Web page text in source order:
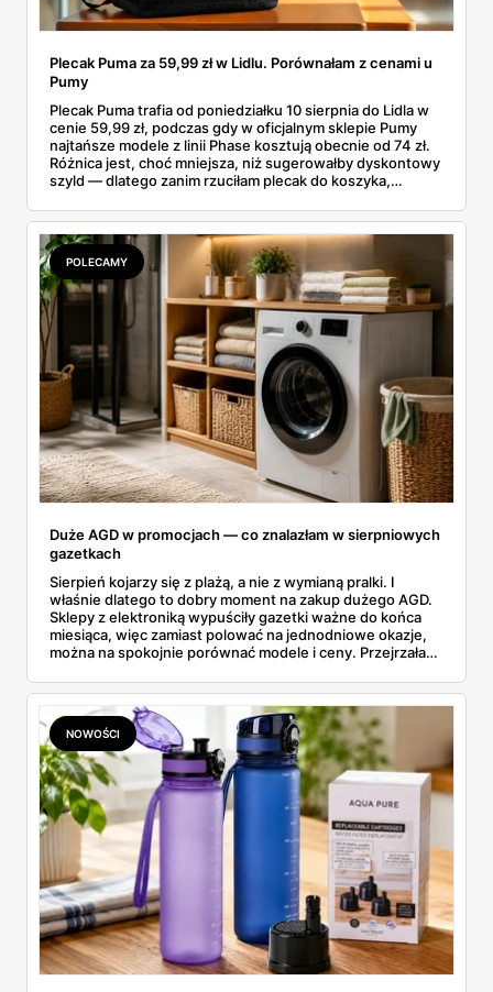
Plecak Puma za 59,99 zł w Lidlu. Porównałam z cenami u
Pumy
Plecak Puma trafia od poniedziałku 10 sierpnia do Lidla w
cenie 59,99 zł, podczas gdy w oficjalnym sklepie Pumy
najtańsze modele z linii Phase kosztują obecnie od 74 zł.
Różnica jest, choć mniejsza, niż sugerowałby dyskontowy
szyld — dlatego zanim rzuciłam plecak do koszyka,
rozpiska: co dokładnie sprzedaje Lidl, ile kosztują
odpowiedniki u producenta i komu ten zakup naprawdę
się opłaci.
POLECAMY
Duże AGD w promocjach — co znalazłam w sierpniowych
gazetkach
Sierpień kojarzy się z plażą, a nie z wymianą pralki. I
właśnie dlatego to dobry moment na zakup dużego AGD.
Sklepy z elektroniką wypuściły gazetki ważne do końca
miesiąca, więc zamiast polować na jednodniowe okazje,
można na spokojnie porównać modele i ceny. Przejrzałam
znalazłam, z cenami i terminami.
NOWOŚCI